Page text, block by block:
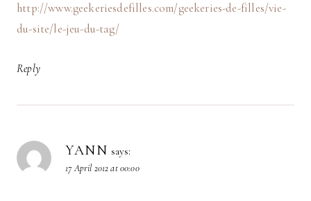
http://www.geekeriesdefilles.com/geekeries-de-filles/vie-
du-site/le-jeu-du-tag/
Reply
YANN says:
17 April 2012 at 00:00